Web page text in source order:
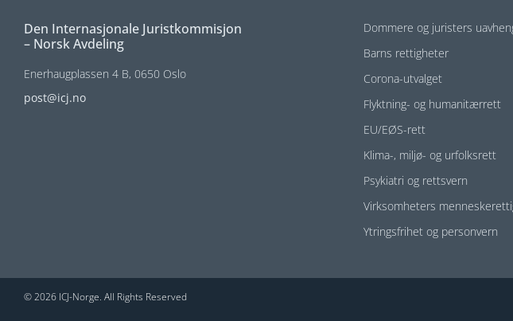
Den Internasjonale Juristkommisjon
– Norsk Avdeling
Enerhaugplassen 4 B, 0650 Oslo
post@icj.no
Dommere og juristers
Barns rettigheter
Corona-utvalget
Flyktning- og humanitærrett
EU/EØS-rett
Klima-, miljø- og urfolksrett
Psykiatri og rettsvern
Virksomheters
Ytringsfrihet og personvern
© 2026 ICJ-Norge. All Rights Reserved